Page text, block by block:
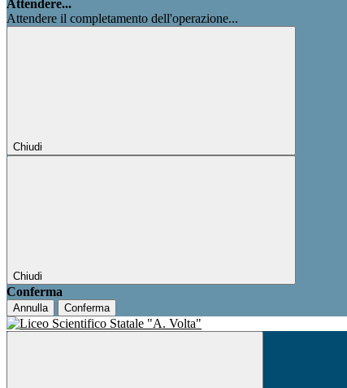
Attendere...
Attendere il completamento dell'operazione...
Chiudi
Chiudi
Conferma
Annulla Conferma